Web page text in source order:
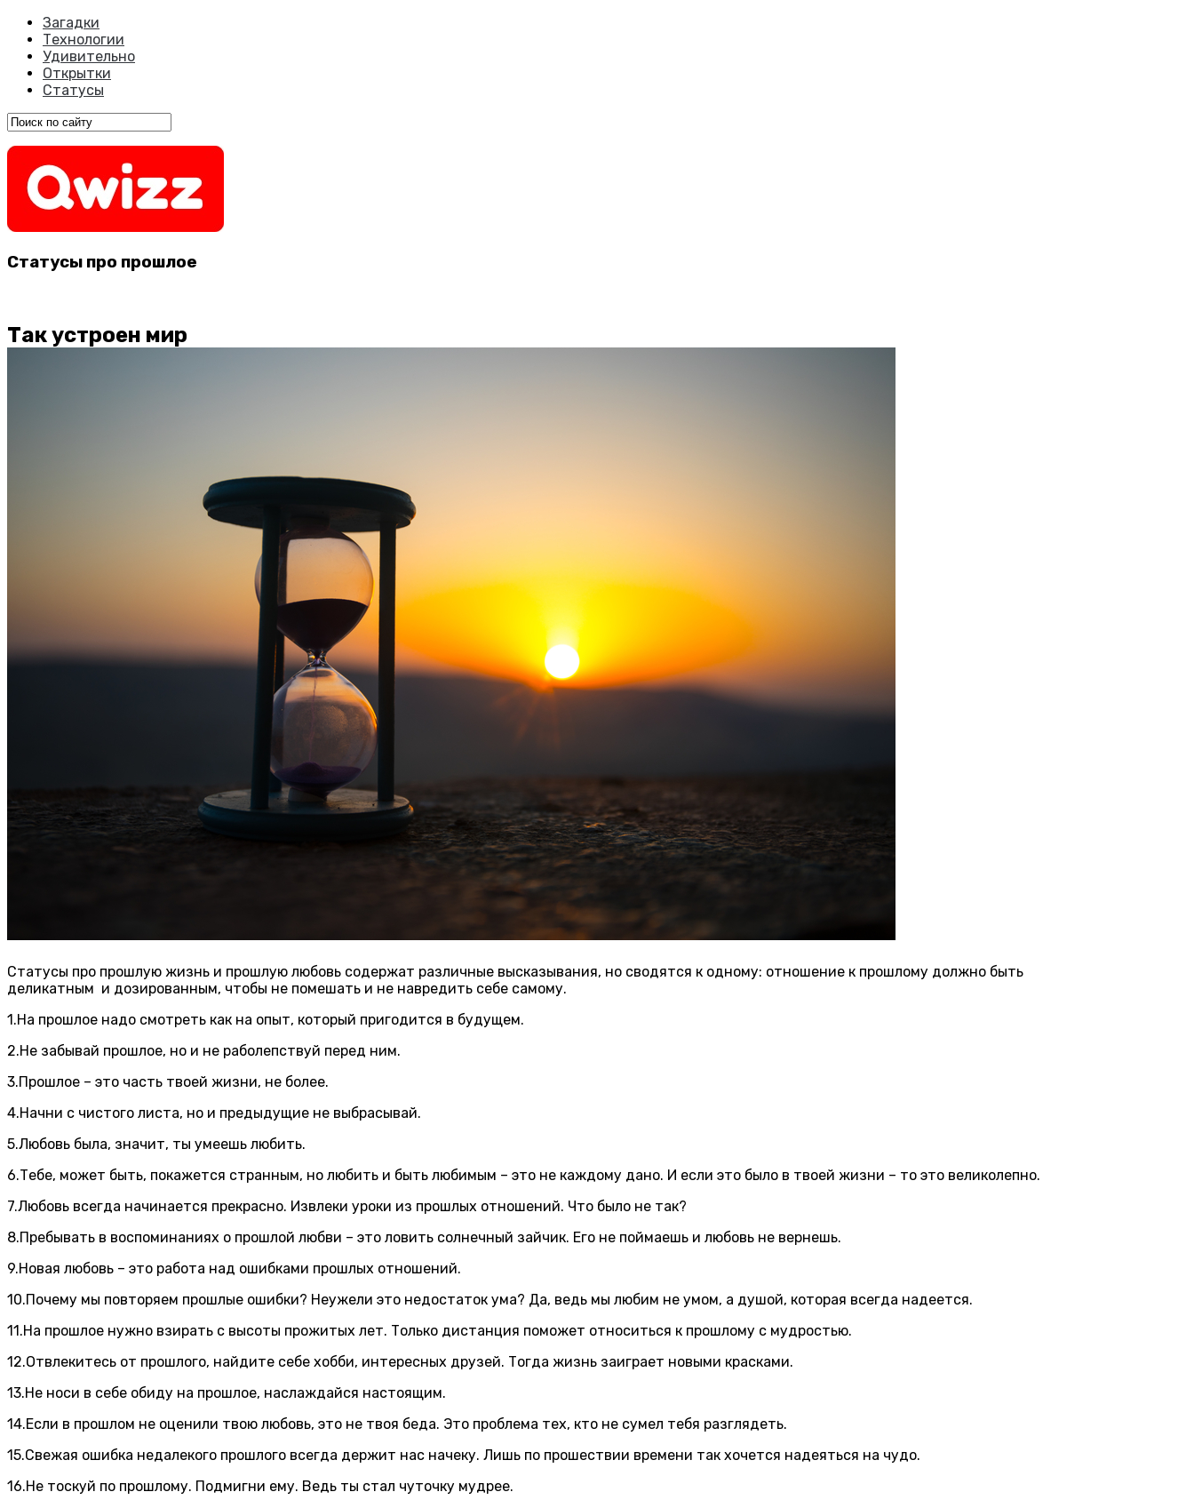
Загадки
Технологии
Удивительно
Открытки
Статусы
Статусы про прошлое
Так устроен мир
Статусы про прошлую жизнь и прошлую любовь содержат различные высказывания, но сводятся к одному: отношение к прошлому должно быть
деликатным и дозированным, чтобы не помешать и не навредить себе самому.
1.На прошлое надо смотреть как на опыт, который пригодится в будущем.
2.Не забывай прошлое, но и не раболепствуй перед ним.
3.Прошлое – это часть твоей жизни, не более.
4.Начни с чистого листа, но и предыдущие не выбрасывай.
5.Любовь была, значит, ты умеешь любить.
6.Тебе, может быть, покажется странным, но любить и быть любимым – это не каждому дано. И если это было в твоей жизни – то это великолепно.
7.Любовь всегда начинается прекрасно. Извлеки уроки из прошлых отношений. Что было не так?
8.Пребывать в воспоминаниях о прошлой любви – это ловить солнечный зайчик. Его не поймаешь и любовь не вернешь.
9.Новая любовь – это работа над ошибками прошлых отношений.
10.Почему мы повторяем прошлые ошибки? Неужели это недостаток ума? Да, ведь мы любим не умом, а душой, которая всегда надеется.
11.На прошлое нужно взирать с высоты прожитых лет. Только дистанция поможет относиться к прошлому с мудростью.
12.Отвлекитесь от прошлого, найдите себе хобби, интересных друзей. Тогда жизнь заиграет новыми красками.
13.Не носи в себе обиду на прошлое, наслаждайся настоящим.
14.Если в прошлом не оценили твою любовь, это не твоя беда. Это проблема тех, кто не сумел тебя разглядеть.
15.Свежая ошибка недалекого прошлого всегда держит нас начеку. Лишь по прошествии времени так хочется надеяться на чудо.
16.Не тоскуй по прошлому. Подмигни ему. Ведь ты стал чуточку мудрее.